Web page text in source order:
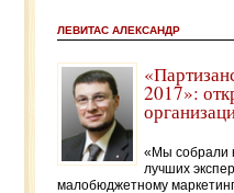
ЛЕВИТАС АЛЕКСАНДР
2017»:
«Мы собрали
лучших
малобюджетному